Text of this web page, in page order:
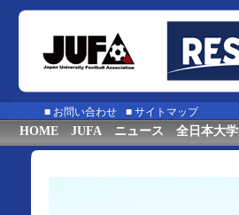
■ お問い合わせ ■ サイトマップ
HOME JUFA ニュース 全日本大